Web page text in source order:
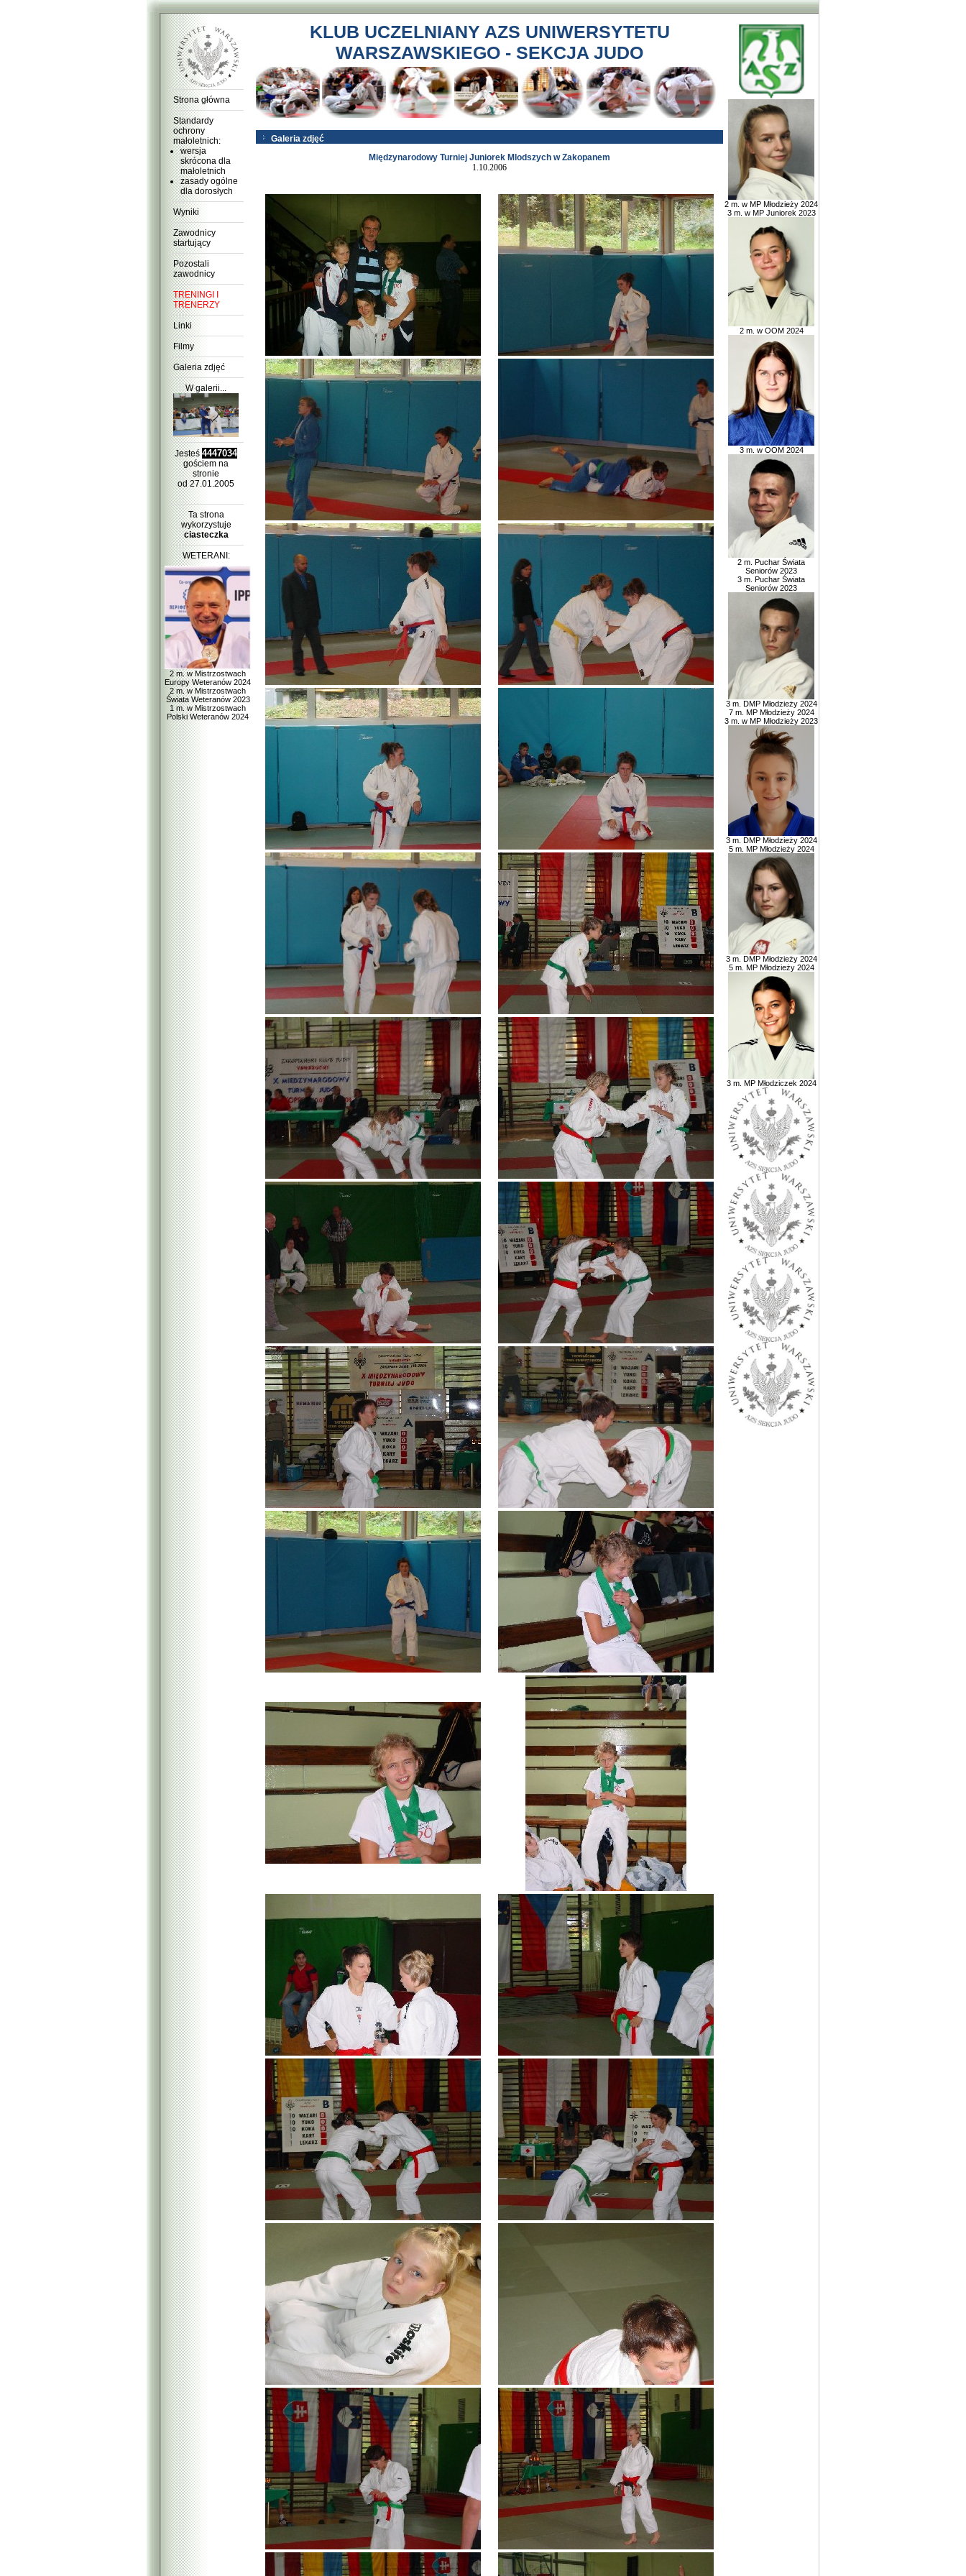
Strona główna
Standardy
ochrony
małoletnich:
wersja
skrócona dla
małoletnich
zasady ogólne
dla dorosłych
Wyniki
Zawodnicy
startujący
Pozostali
zawodnicy
TRENINGI I
TRENERZY
Linki
Filmy
Galeria zdjęć
W galerii...
Jesteś4447034
gościem na
stronie
od 27.01.2005
Ta strona
wykorzystuje
ciasteczka
WETERANI:
2 m. w Mistrzostwach
Europy Weteranów 2024
2 m. w Mistrzostwach
Świata Weteranów 2023
1 m. w Mistrzostwach
Polski Weteranów 2024
KLUB UCZELNIANY AZS UNIWERSYTETU
WARSZAWSKIEGO - SEKCJA JUDO
Galeria zdjęć
Międzynarodowy Turniej Juniorek Mlodszych w Zakopanem
1.10.2006
2 m. w MP Młodzieży 2024
3 m. w MP Juniorek 2023
2 m. w OOM 2024
3 m. w OOM 2024
2 m. Puchar Świata
Seniorów 2023
3 m. Puchar Świata
Seniorów 2023
3 m. DMP Młodzieży 2024
7 m. MP Młodzieży 2024
3 m. w MP Młodzieży 2023
3 m. DMP Młodzieży 2024
5 m. MP Młodzieży 2024
3 m. DMP Młodzieży 2024
5 m. MP Młodzieży 2024
3 m. MP Młodziczek 2024